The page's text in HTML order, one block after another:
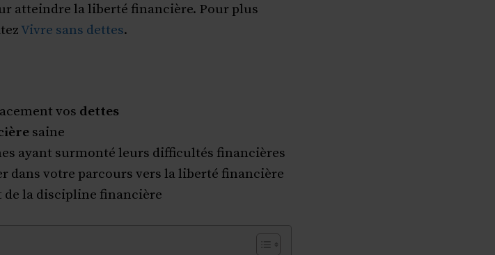
atteindre la liberté financière. Pour plus
Vivre sans dettes.
vos dettes
saine
ayant surmonté leurs difficultés financières
dans votre parcours vers la liberté financière
la discipline financière